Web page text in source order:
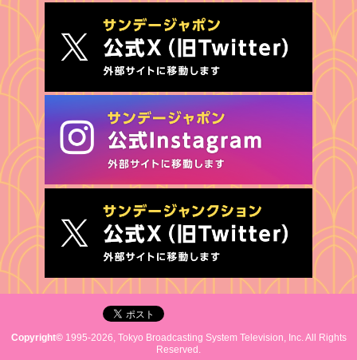
Copyright©1995-2026, Tokyo Broadcasting System Television, Inc. All Rights
Reserved.